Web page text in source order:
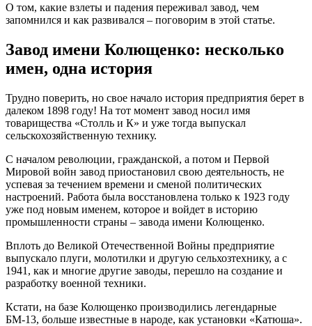
О том, какие взлеты и падения переживал завод, чем
запомнился и как развивался – поговорим в этой статье.
Завод имени Колющенко: несколько
имен, одна история
Трудно поверить, но свое начало история предприятия берет в
далеком 1898 году! На тот момент завод носил имя
товарищества «Столль и К» и уже тогда выпускал
сельскохозяйственную технику.
С началом революции, гражданской, а потом и Первой
Мировой войн завод приостановил свою деятельность, не
успевая за течением времени и сменой политических
настроений. Работа была восстановлена только к 1923 году
уже под новым именем, которое и войдет в историю
промышленности страны – завода имени Колющенко.
Вплоть до Великой Отечественной Войны предприятие
выпускало плуги, молотилки и другую сельхозтехнику, а с
1941, как и многие другие заводы, перешло на создание и
разработку военной техники.
Кстати, на базе Колющенко производились легендарные
БМ-13, больше известные в народе, как установки «Катюша».